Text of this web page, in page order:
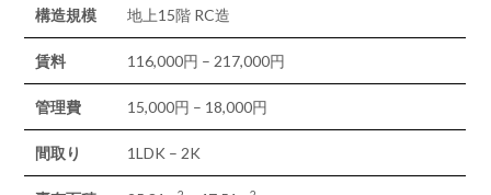
構造規模 地上15階 RC造
賃料 116,000円 – 217,000円
管理費 15,000円 – 18,000円
間取り 1LDK – 2K